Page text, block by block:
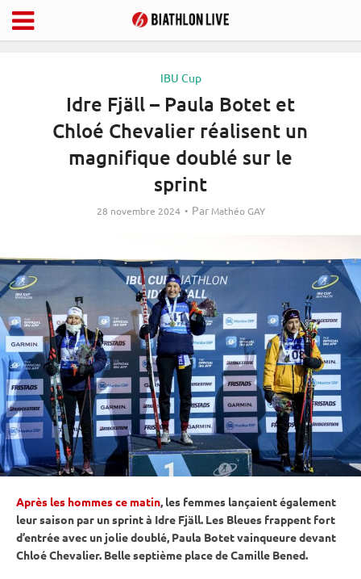
IBU Cup
Idre Fjäll – Paula Botet et
Chloé Chevalier réalisent un
magnifique doublé sur le
sprint
28 novembre 2024 Par Mathéo GAY
Après les hommes ce matin, les femmes lançaient également
leur saison par unsprintà Idre Fjäll. Les Bleues frappent fort
d’entrée avec un jolie doublé, Paula Botet vainqueure devant
Chloé Chevalier. Belle septième place de Camille Bened.